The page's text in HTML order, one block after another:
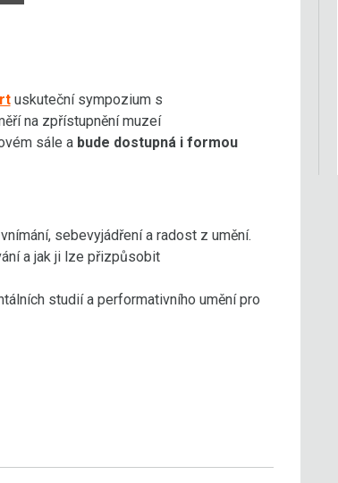
uskuteční sympozium s
na zpřístupnění muzeí
sále a bude dostupná i formou
sebevyjádření a radost z umění.
a jak ji lze přizpůsobit
studií a performativního umění pro